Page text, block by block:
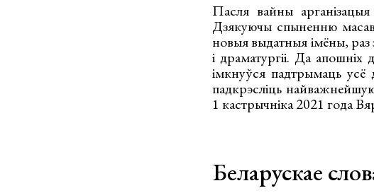
Пасля вайны арганізацыя
Дзякуючы спыненню
новыя выдатныя імёны, раз
і драматургіі. Да апошніх
імкнуўся падтрымаць
падкрэсліць
1 кастрычніка 2021 года
Беларускае